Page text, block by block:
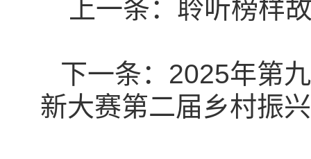
上一条： 聆听榜样
下一条： 2025年第
新大赛第二届乡村振